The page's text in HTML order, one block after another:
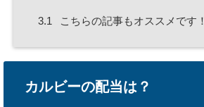
3.1 こちらの記事もオススメです！
カルビーの配当は？